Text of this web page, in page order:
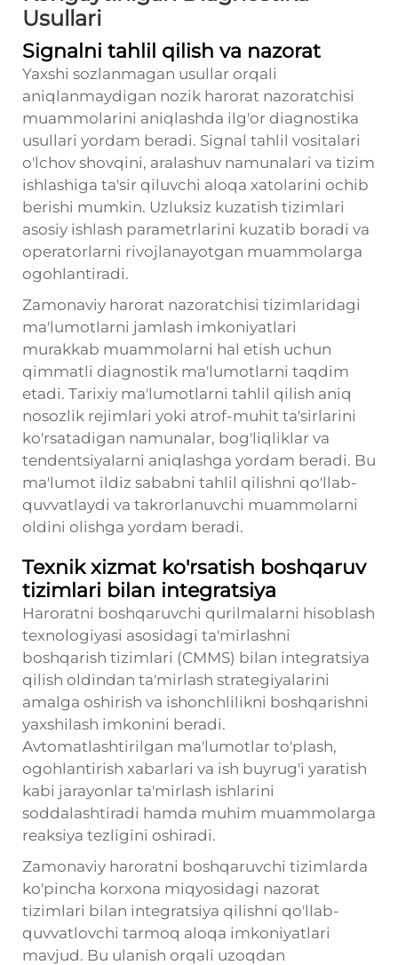
Usullari
Signalni tahlil qilish va nazorat
Yaxshi sozlanmagan usullar orqali
aniqlanmaydigan nozik harorat nazoratchisi
muammolarini aniqlashda ilg'or diagnostika
usullari yordam beradi. Signal tahlil vositalari
o'lchov shovqini, aralashuv namunalari va tizim
ishlashiga ta'sir qiluvchi aloqa xatolarini ochib
berishi mumkin. Uzluksiz kuzatish tizimlari
asosiy ishlash parametrlarini kuzatib boradi va
operatorlarni rivojlanayotgan muammolarga
ogohlantiradi.
Zamonaviy harorat nazoratchisi tizimlaridagi
ma'lumotlarni jamlash imkoniyatlari
murakkab muammolarni hal etish uchun
qimmatli diagnostik ma'lumotlarni taqdim
etadi. Tarixiy ma'lumotlarni tahlil qilish aniq
nosozlik rejimlari yoki atrof-muhit ta'sirlarini
ko'rsatadigan namunalar, bog'liqliklar va
tendentsiyalarni aniqlashga yordam beradi. Bu
ma'lumot ildiz sababni tahlil qilishni qo'llab-
quvvatlaydi va takrorlanuvchi muammolarni
oldini olishga yordam beradi.
Texnik xizmat ko'rsatish boshqaruv
tizimlari bilan integratsiya
Haroratni boshqaruvchi qurilmalarni hisoblash
texnologiyasi asosidagi ta'mirlashni
boshqarish tizimlari (CMMS) bilan integratsiya
qilish oldindan ta'mirlash strategiyalarini
amalga oshirish va ishonchlilikni boshqarishni
yaxshilash imkonini beradi.
Avtomatlashtirilgan ma'lumotlar to'plash,
ogohlantirish xabarlari va ish buyrug'i yaratish
kabi jarayonlar ta'mirlash ishlarini
soddalashtiradi hamda muhim muammolarga
reaksiya tezligini oshiradi.
Zamonaviy haroratni boshqaruvchi tizimlarda
ko'pincha korxona miqyosidagi nazorat
tizimlari bilan integratsiya qilishni qo'llab-
quvvatlovchi tarmoq aloqa imkoniyatlari
mavjud. Bu ulanish orqali uzoqdan